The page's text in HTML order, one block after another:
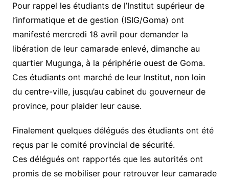
Pour rappel les étudiants de l’Institut supérieur de
l’informatique et de gestion (ISIG/Goma) ont
manifesté mercredi 18 avril pour demander la
libération de leur camarade enlevé, dimanche au
quartier Mugunga, à la périphérie ouest de Goma.
Ces étudiants ont marché de leur Institut, non loin
du centre-ville, jusqu’au cabinet du gouverneur de
province, pour plaider leur cause.
Finalement quelques délégués des étudiants ont été
reçus par le comité provincial de sécurité.
Ces délégués ont rapportés que les autorités ont
promis de se mobiliser pour retrouver leur camarade